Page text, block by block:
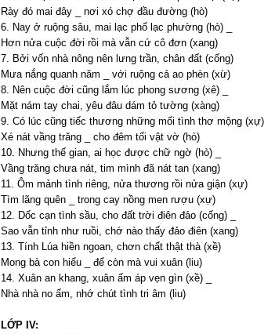
Rày đó mai đây _ nơi xó chợ đầu đường (hò)
6. Nay ở ruộng sâu, mai lạc phố lạc phường (hò) _
Hơn nửa cuộc đời rồi mà vẫn cứ cô đơn (xang)
7. Bởi vốn nhà nông nên lưng trần, chân đất (cống)
Mưa nắng quanh năm _ với ruộng cả ao phèn (xừ)
8. Nên cuộc đời cũng lắm lúc phong sương (xê) _
Mặt nám tay chai, yêu đâu dám tỏ tường (xàng)
9. Có lúc cũng tiếc thương những mối tình thơ mộng (xự)
Xé nát vầng trăng _ cho đêm tối vật vờ (hò)
10. Nhưng thế gian, ai học được chữ ngờ (hò) _
Vầng trăng chưa nát, tim mình đã nát tan (xang)
11. Ôm mảnh tình riêng, nửa thương rồi nửa giận (xự)
Tìm lãng quên _ trong cay nồng men rượu (xự)
12. Dốc cạn tình sầu, cho đất trời điên đảo (cống) _
Sao vẫn tỉnh như ruồi, chớ nào thấy đảo điên (xang)
13. Tính Lúa hiền ngoan, chơn chất thật thà (xề)
Mong bà con hiểu _ để còn mà vui xuân (liu)
14. Xuân an khang, xuân ấm áp vẹn gìn (xề) _
Nhà nhà no ấm, nhớ chút tình tri âm (liu)
LỚP IV: